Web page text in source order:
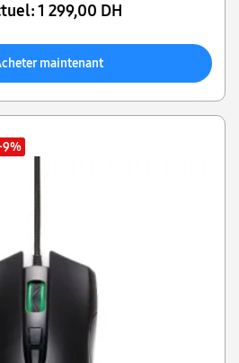
1 299,00 DH
maintenant